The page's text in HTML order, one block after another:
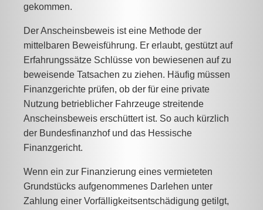
gekommen.
Der Anscheinsbeweis ist eine Methode der
mittelbaren Beweisführung. Er erlaubt, gestützt auf
Erfahrungssätze Schlüsse von bewiesenen auf zu
beweisende Tatsachen zu ziehen. Häufig müssen
Finanzgerichte prüfen, ob der für eine private
Nutzung betrieblicher Fahrzeuge streitende
Anscheinsbeweis erschüttert ist. So auch kürzlich
der Bundesfinanzhof und das Hessische
Finanzgericht.
Wenn ein zur Finanzierung eines vermieteten
Grundstücks aufgenommenes Darlehen unter
Zahlung einer Vorfälligkeitsentschädigung getilgt,